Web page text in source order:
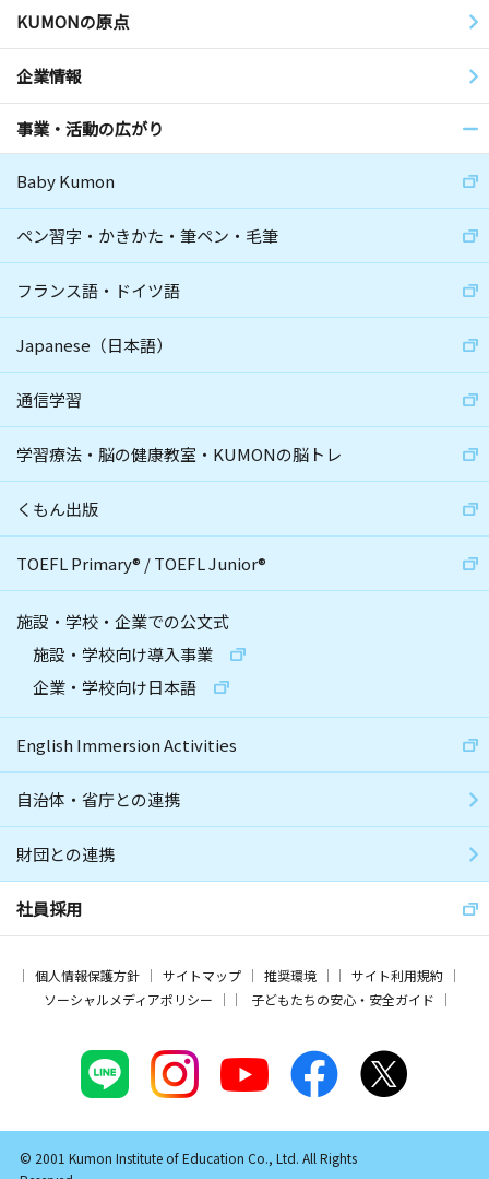
KUMONの原点
企業情報
事業・活動の広がり
Baby Kumon
ペン習字・かきかた・筆ペン・毛筆
フランス語・ドイツ語
Japanese（日本語）
通信学習
学習療法・脳の健康教室・KUMONの脳トレ
くもん出版
TOEFL Primary® /TOEFL Junior®
施設・学校・企業での公文式
施設・学校向け導入事業
企業・学校向け日本語
English Immersion Activities
自治体・省庁との連携
財団との連携
社員採用
個人情報保護方針 サイトマップ 推奨環境
サイト利用規約
ソーシャルメディアポリシー
子どもたちの安心・安全ガイド
© 2001 Kumon Institute of Education Co., Ltd. All Rights